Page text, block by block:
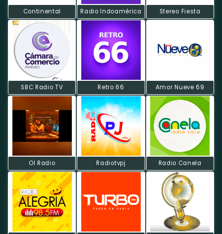
Continental Radio Indoamérica Stereo Fiesta
SBC Radio TV Retro 66 Amor Nueve 69
Ol Radio Radiotvpj Radio Canela